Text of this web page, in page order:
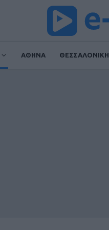
ΑΘΗΝΑ ΘΕΣΣΑΛΟΝΙΚΗ